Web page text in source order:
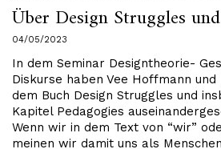
Über Design Struggles
04/05/2023
In dem Seminar Designtheorie-
Diskurse haben Vee Hoffmann
dem Buch Design Struggles und
Kapitel Pedagogies
Wenn wir in dem Text von “wir”
meinen wir damit uns als